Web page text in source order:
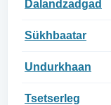
Dalandzadgad
Sükhbaatar
Undurkhaan
Tsetserleg